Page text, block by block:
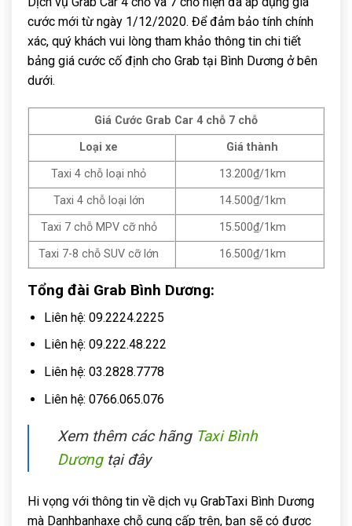
cước mới từ ngày 1/12/2020. Để đảm bảo tính chính
xác, quý khách vui lòng tham khảo thông tin chi tiết
bảng giá cước cố định cho Grab tại Bình Dương ở bên
dưới.
Giá Cước Grab Car 4 chỗ 7 chỗ
Loại xe
Giá thành
Taxi 4 chỗ loại nhỏ
13.200₫/1km
Taxi 4 chỗ loại lớn
14.500₫/1km
Taxi 7 chỗ MPV cỡ nhỏ
15.500₫/1km
Taxi 7-8 chỗ SUV cỡ lớn
16.500₫/1km
Tổng đài Grab Bình Dương:
Liên hệ: 09.2224.2225
Liên hệ: 09.222.48.222
Liên hệ: 03.2828.7778
Liên hệ: 0766.065.076
Xem thêm các hãng Taxi Bình
Dươngtại đây
Hi vọng với thông tin về dịch vụ GrabTaxi Bình Dương
mà Danhbanhaxe chỗ cung cấp trên, bạn sẽ có được